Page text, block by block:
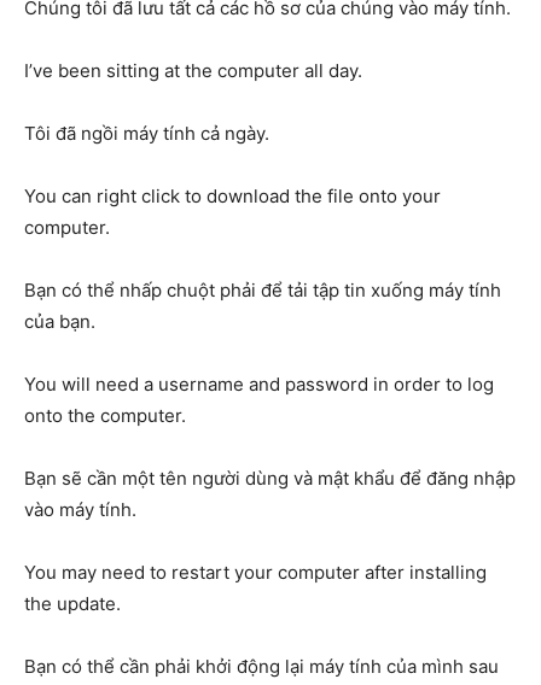
Chúng tôi đã lưu tất cả các hồ sơ của chúng vào máy tính.
I’ve been sitting at the computer all day.
Tôi đã ngồi máy tính cả ngày.
You can right click to download the file onto your
computer.
Bạn có thể nhấp chuột phải để tải tập tin xuống máy tính
của bạn.
You will need a username and password in order to log
onto the computer.
Bạn sẽ cần một tên người dùng và mật khẩu để đăng nhập
vào máy tính.
You may need to restart your computer after installing
the update.
Bạn có thể cần phải khởi động lại máy tính của mình sau